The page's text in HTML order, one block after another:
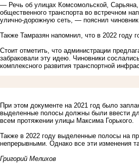
— Речь об улицах Комсомольской,
общественного транспорта во встречном
улично-дорожную сеть, — пояснил чиновник.
Также Тамразян напомнил, что в 2022 году
Стоит отметить, что администрации
забраковали эту идею. Чиновники
комплексного развития транспортной
При этом документе на 2021 год было
выделенные полосы должны были ввести
всем протяжении улицы Максима Горького.
Также в 2022 году выделенные полосы на
непрерывными. Однако все эти изменения
Григорий Мелихов